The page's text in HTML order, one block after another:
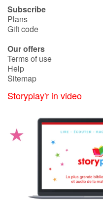
Subscribe
Plans
Gift code
Our offers
Terms of use
Help
Sitemap
Storyplay'r in video